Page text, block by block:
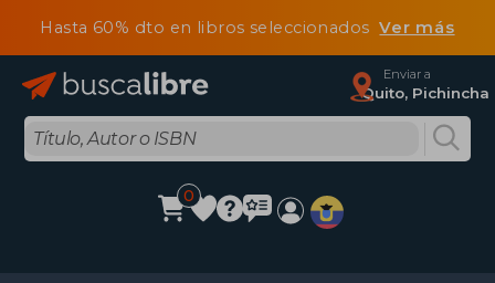
Hasta 60% dto en libros seleccionadosVer más
Enviar a
Quito, Pichincha
0